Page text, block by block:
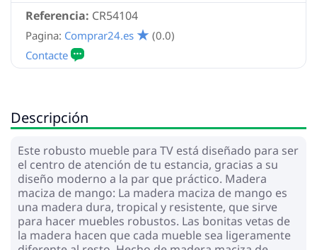
Referencia: CR54104
Pagina: Comprar24.es (0.0)
Descripción
Este robusto mueble para TV está diseñado para ser
el centro de atención de tu estancia, gracias a su
diseño moderno a la par que práctico. Madera
maciza de mango: La madera maciza de mango es
una madera dura, tropical y resistente, que sirve
para hacer muebles robustos. Las bonitas vetas de
la madera hacen que cada mueble sea ligeramente